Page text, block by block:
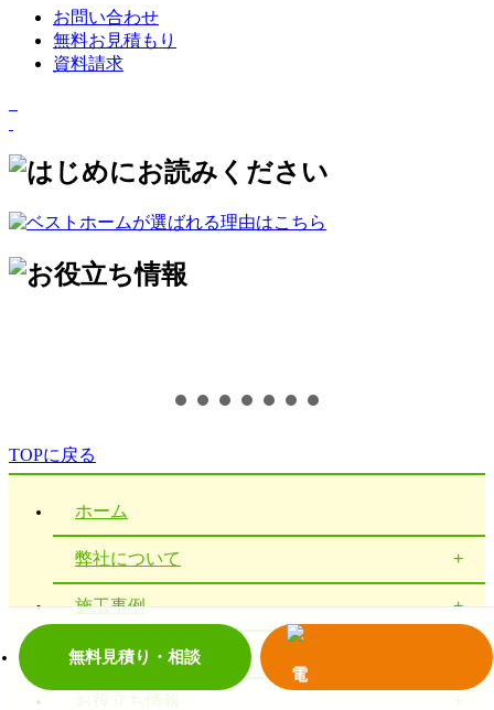
無料見積り・相談
お問い合わせ
無料お見積もり
資料請求
TOPに戻る
ホーム
弊社について
施工事例
お客様の声